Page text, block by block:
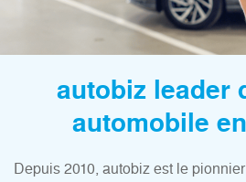
autobiz leader
automobile
Depuis 2010, autobiz est le